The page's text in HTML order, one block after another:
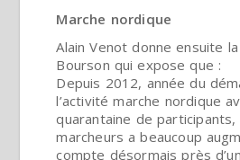
Marche nordique
Alain Venot donne ensuite
Bourson qui expose que :
Depuis 2012, année du
l’activité marche nordique
quarantaine de participants,
marcheurs a beaucoup
compte désormais près